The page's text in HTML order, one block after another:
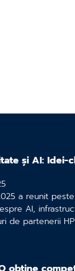
și AI: Idei-
a reunit
AI,
de partenerii